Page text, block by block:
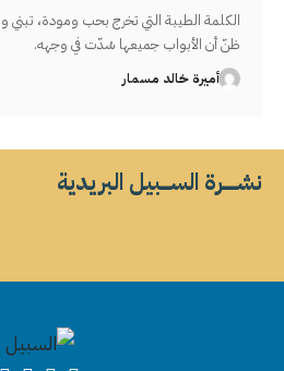
الكلمة الطيبة التي تخرج بحب ومودة، تبني
ظنّ أن الأبواب جميعها سُدّت في وجهه.
أميرة خالد مسمار
نشــــــرة الســــبيل البريدية